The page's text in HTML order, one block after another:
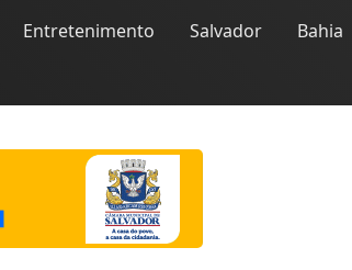
Entretenimento Salvador Bahia